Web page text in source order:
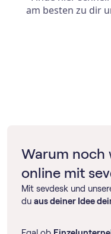
Warum noch
online mit
Mit sevdesk und
du aus deiner Idee